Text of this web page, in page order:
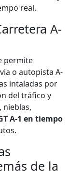
real.
A-
permite
o autopista A-
intaladas por
del tráfico y
nieblas,
A-1 en tiempo
de la